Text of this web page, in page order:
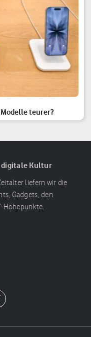
teurer?
digitale Kultur
liefern wir die
Gadgets, den
Höhepunkte.